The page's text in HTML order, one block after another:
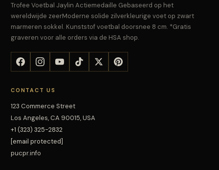
Trofee Voetbal Jaylin Actiemedaille Gebaseerd op het
wereldwijde zeerModerne solide zilverkleurige voet op zwart
marmeren sokkel. Kunststof voetbal doorsnee 8 cm. *Gratis
graveren voor alle orders via de HSA shop.
CONTACT US
123 Commerce Street
Los Angeles, CA 90015, USA
+1 (323) 325-2832
[email protected]
pucpr.info